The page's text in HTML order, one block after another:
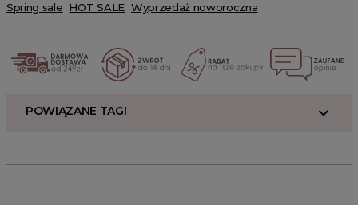
Spring sale HOT SALE Wyprzedaż noworoczna
POWIĄZANE TAGI